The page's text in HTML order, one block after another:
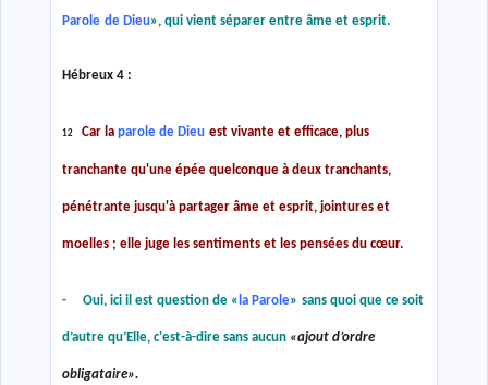
Parole de Dieu», qui vient séparer entre âme et esprit.
Hébreux 4 :
12 Car laparole de Dieu est vivante et efficace, plus
tranchante qu'une épée quelconque à deux tranchants,
pénétrante jusqu'à partager âme et esprit, jointures et
moelles ; elle juge les sentiments et les pensées du cœur.
- Oui, ici il est question de « la Parole» sans quoi que ce soit
d’autre qu’Elle, c'est-à-dire sans aucun «ajout d’ordre
obligataire».